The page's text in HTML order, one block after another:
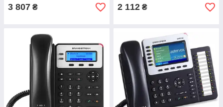
3 807 ₴ 2 112 ₴